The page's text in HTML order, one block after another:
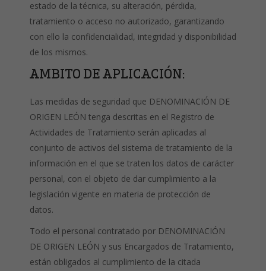
estado de la técnica, su alteración, pérdida,
tratamiento o acceso no autorizado, garantizando
con ello la confidencialidad, integridad y disponibilidad
de los mismos.
AMBITO DE APLICACIÓN:
Las medidas de seguridad que DENOMINACIÓN DE
ORIGEN LEÓN tenga descritas en el Registro de
Actividades de Tratamiento serán aplicadas al
conjunto de activos del sistema de tratamiento de la
información en el que se traten los datos de carácter
personal, con el objeto de dar cumplimiento a la
legislación vigente en materia de protección de
datos.
Todo el personal contratado por DENOMINACIÓN
DE ORIGEN LEÓN y sus Encargados de Tratamiento,
están obligados al cumplimiento de la citada